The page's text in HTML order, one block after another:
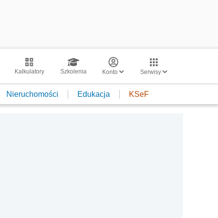
Kalkulatory Szkolenia Konto Serwisy
Nieruchomości Edukacja KSeF